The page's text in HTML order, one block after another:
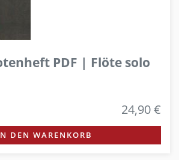
PDF | Flöte solo
24,90 €
DEN WARENKORB